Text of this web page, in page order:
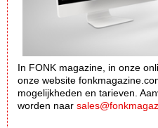
In FONK magazine, in onze
onze website
mogelijkheden en tarieven.
worden naar